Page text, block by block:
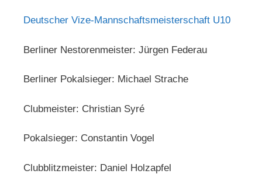
Deutscher Vize-Mannschaftsmeisterschaft U10
Berliner Nestorenmeister: Jürgen Federau
Berliner Pokalsieger: Michael Strache
Clubmeister: Christian Syré
Pokalsieger: Constantin Vogel
Clubblitzmeister: Daniel Holzapfel